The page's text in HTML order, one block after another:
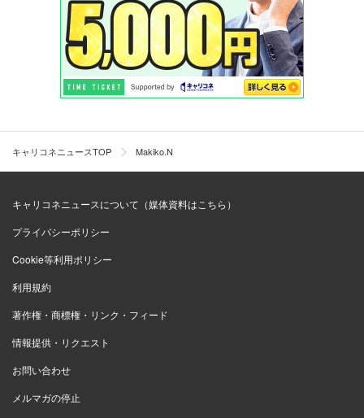
キャリコネニュースTOP Makiko.N
キャリコネニュースについて（媒体資料はこちら）
プライバシーポリシー
Cookie等利用ポリシー
利用規約
著作権・商標権・リンク・フィード
情報提供・リクエスト
お問い合わせ
メルマガの停止